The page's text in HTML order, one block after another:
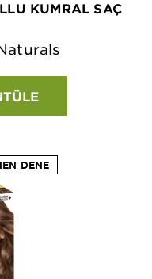
KUMRAL SAÇ
DENE